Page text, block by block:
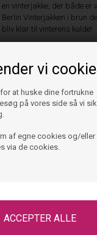
vi
at huske dine fortrukne
på vores side så vi
af egne cookies og/eller
via de cookies.
en vinterjakke, der både er
Berlin Vinterjakken i brun
bliv klar til vinterens kulde!
Vanter Kvint Strik -